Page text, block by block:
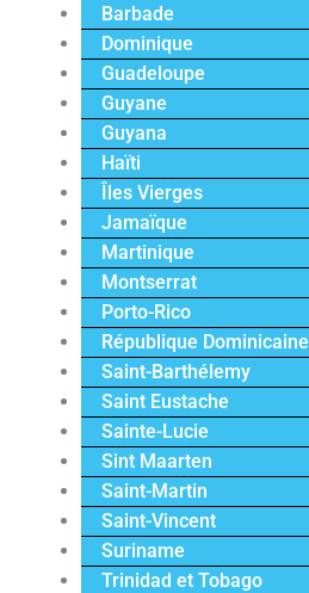
Barbade
Dominique
Guadeloupe
Guyane
Guyana
Haïti
Îles Vierges
Jamaïque
Martinique
Montserrat
Porto-Rico
République Dominicaine
Saint-Barthélemy
Saint Eustache
Sainte-Lucie
Sint Maarten
Saint-Martin
Saint-Vincent
Suriname
Trinidad et Tobago